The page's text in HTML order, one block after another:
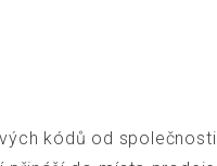
kódů od společnosti